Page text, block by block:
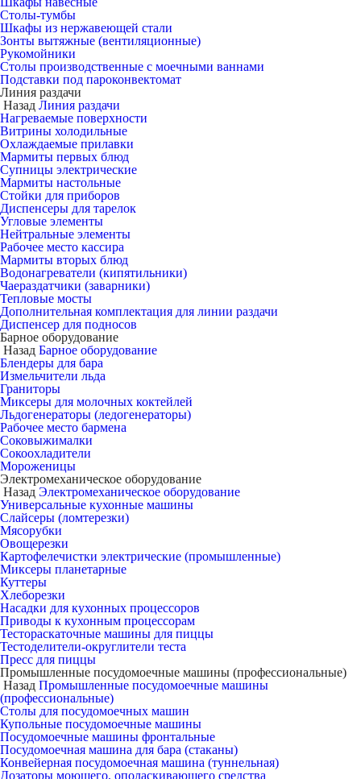
Столы-тумбы
Шкафы из нержавеющей стали
Зонты вытяжные (вентиляционные)
Рукомойники
Столы производственные с моечными ваннами
Подставки под пароконвектомат
Линия раздачи
Назад Линия раздачи
Нагреваемые поверхности
Витрины холодильные
Охлаждаемые прилавки
Мармиты первых блюд
Супницы электрические
Мармиты настольные
Стойки для приборов
Диспенсеры для тарелок
Угловые элементы
Нейтральные элементы
Рабочее место кассира
Мармиты вторых блюд
Водонагреватели (кипятильники)
Чаераздатчики (заварники)
Тепловые мосты
Дополнительная комплектация для линии раздачи
Диспенсер для подносов
Барное оборудование
Назад Барное оборудование
Блендеры для бара
Измельчители льда
Граниторы
Миксеры для молочных коктейлей
Льдогенераторы (ледогенераторы)
Рабочее место бармена
Соковыжималки
Сокоохладители
Мороженицы
Электромеханическое оборудование
Назад Электромеханическое оборудование
Универсальные кухонные машины
Слайсеры (ломтерезки)
Мясорубки
Овощерезки
Картофелечистки электрические (промышленные)
Миксеры планетарные
Куттеры
Хлеборезки
Насадки для кухонных процессоров
Приводы к кухонным процессорам
Тестораскаточные машины для пиццы
Тестоделители-округлители теста
Пресс для пиццы
Промышленные посудомоечные машины (профессиональные)
Назад Промышленные посудомоечные машины
(профессиональные)
Столы для посудомоечных машин
Купольные посудомоечные машины
Посудомоечные машины фронтальные
Посудомоечная машина для бара (стаканы)
Конвейерная посудомоечная машина (туннельная)
Дозаторы моющего, ополаскивающего средства